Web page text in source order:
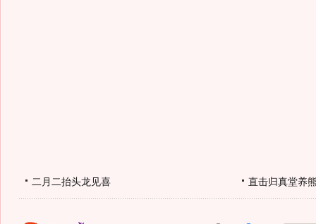
二月二抬头龙见喜 直击归真堂养